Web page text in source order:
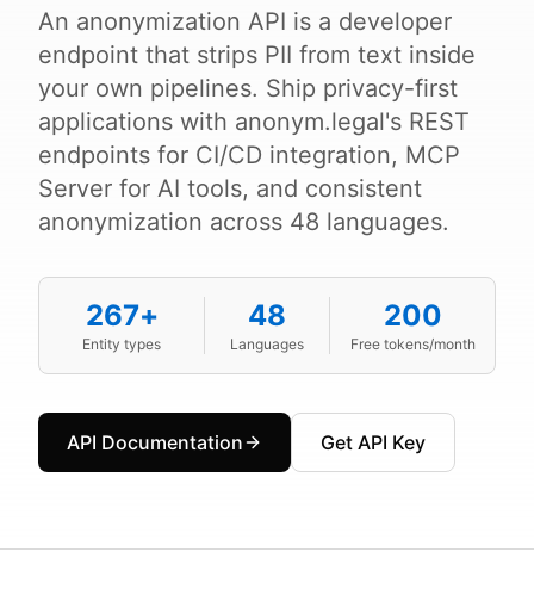
An anonymization API is a developer
endpoint that strips PII from text inside
your own pipelines. Ship privacy-first
applications with anonym.legal's REST
endpoints for CI/CD integration, MCP
Server for AI tools, and consistent
anonymization across 48 languages.
267+
Entity types
48
Languages
200
Free tokens/month
API Documentation Get API Key